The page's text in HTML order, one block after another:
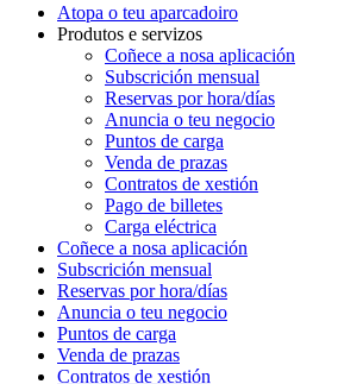
Atopa o teu aparcadoiro
Produtos e servizos
Coñece a nosa aplicación
Subscrición mensual
Reservas por hora/días
Anuncia o teu negocio
Puntos de carga
Venda de prazas
Contratos de xestión
Pago de billetes
Carga eléctrica
Coñece a nosa aplicación
Subscrición mensual
Reservas por hora/días
Anuncia o teu negocio
Puntos de carga
Venda de prazas
Contratos de xestión